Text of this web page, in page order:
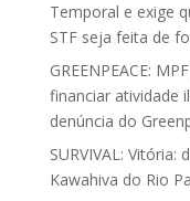
Temporal e exige
STF seja feita de
GREENPEACE:
financiar atividade
denúncia do
SURVIVAL:
Kawahiva do Rio